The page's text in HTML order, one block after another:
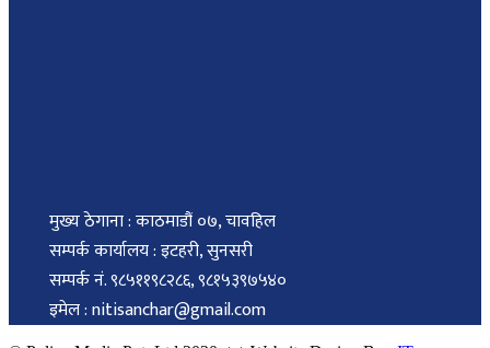
मुख्य ठेगाना : काठमाडौं ०७, चावहिल
सम्पर्क कार्यालय : इटहरी, सुनसरी
सम्पर्क नं. ९८५११९८२८६, ९८१५३९७५४०
इमेल : nitisanchar@gmail.com